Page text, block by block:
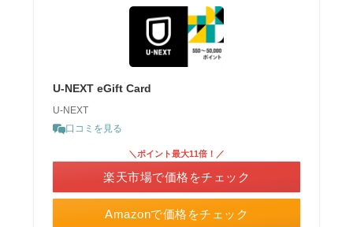
U-NEXT eGift Card
U-NEXT
口コミを見る
Amazonで価格をチェック
＼ポイント最大11倍！／
楽天市場で価格をチェック